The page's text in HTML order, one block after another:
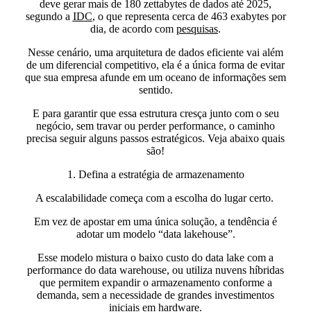
deve gerar mais de 180 zettabytes de dados até 2025,
segundo a IDC, o que representa cerca de 463 exabytes por
dia, de acordo com pesquisas.
Nesse cenário, uma arquitetura de dados eficiente vai além
de um diferencial competitivo, ela é a única forma de evitar
que sua empresa afunde em um oceano de informações sem
sentido.
E para garantir que essa estrutura cresça junto com o seu
negócio, sem travar ou perder performance, o caminho
precisa seguir alguns passos estratégicos. Veja abaixo quais
são!
1. Defina a estratégia de armazenamento
A escalabilidade começa com a escolha do lugar certo.
Em vez de apostar em uma única solução, a tendência é
adotar um modelo “data lakehouse”.
Esse modelo mistura o baixo custo do data lake com a
performance do data warehouse, ou utiliza nuvens híbridas
que permitem expandir o armazenamento conforme a
demanda, sem a necessidade de grandes investimentos
iniciais em hardware.